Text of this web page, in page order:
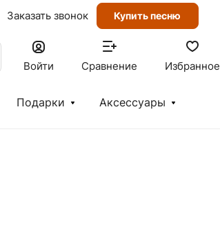
Заказать звонок Купить песню
Войти Сравнение Избранное
Подарки Аксессуары